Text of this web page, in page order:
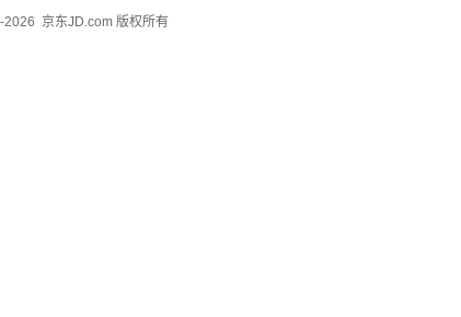
2026 京东JD.com 版权所有